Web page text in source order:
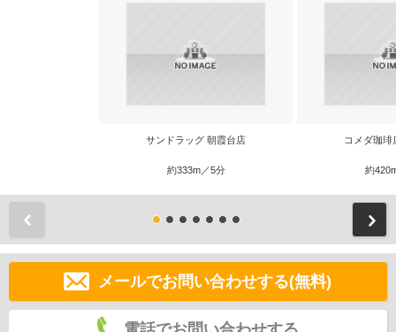
サンドラッグ 朝霞台店
約333m／5分
コメダ珈琲
約
メールでお問い合わせする(無料)